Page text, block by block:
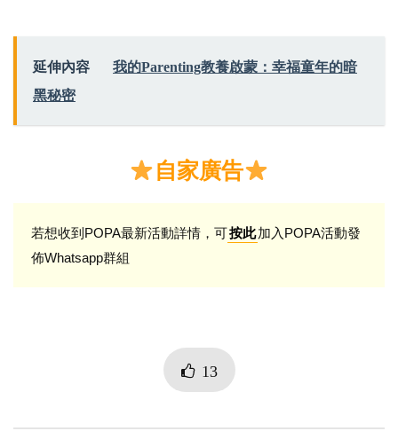
延伸內容
我的Parenting教養啟蒙：幸福童年的暗
黑秘密
自家廣告
若想收到POPA最新活動詳情，可按此加入POPA活動發
佈Whatsapp群組
13